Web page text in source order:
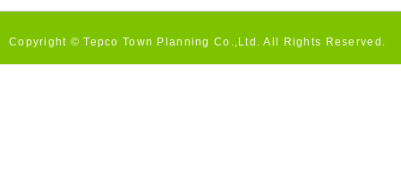
Copyright © Tepco Town Planning Co.,Ltd. All Rights Reserved.